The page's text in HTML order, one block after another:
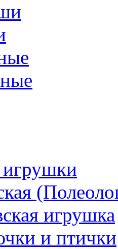
игрушка
и птички